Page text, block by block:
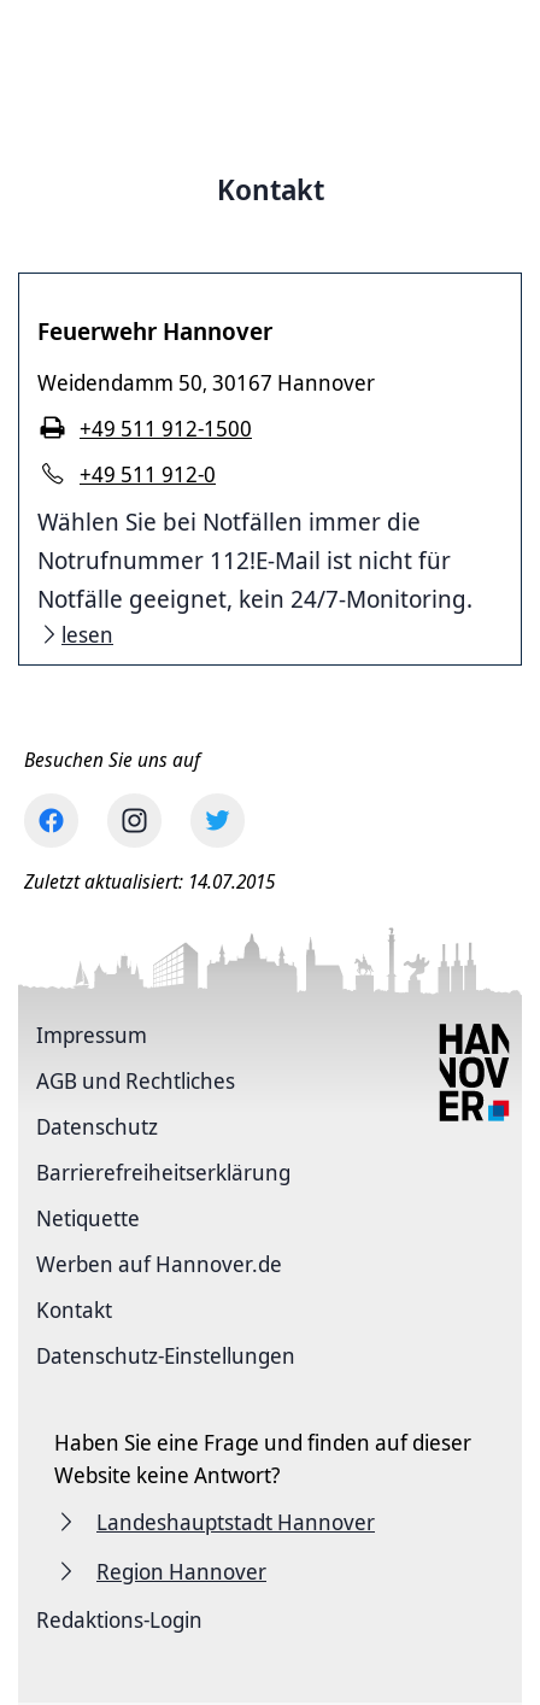
Kontakt
Feuerwehr Hannover
Weidendamm 50, 30167 Hannover
+49 511 912-0
+49 511 912-1500
Wählen Sie bei Notfällen immer die
Notrufnummer 112!E-Mail ist nicht für
Notfälle geeignet, kein 24/7-Monitoring.
lesen
Besuchen Sie uns auf
Zuletzt aktualisiert: 14.07.2015
Impressum
AGB und Rechtliches
Datenschutz
Barriere­freiheits­erklärung
Netiquette
Werben auf Hannover.de
Kontakt
Datenschutz-Einstellungen
Haben Sie eine Frage und finden auf dieser
Website keine Antwort?
Landeshauptstadt Hannover
Region Hannover
Redaktions-Login